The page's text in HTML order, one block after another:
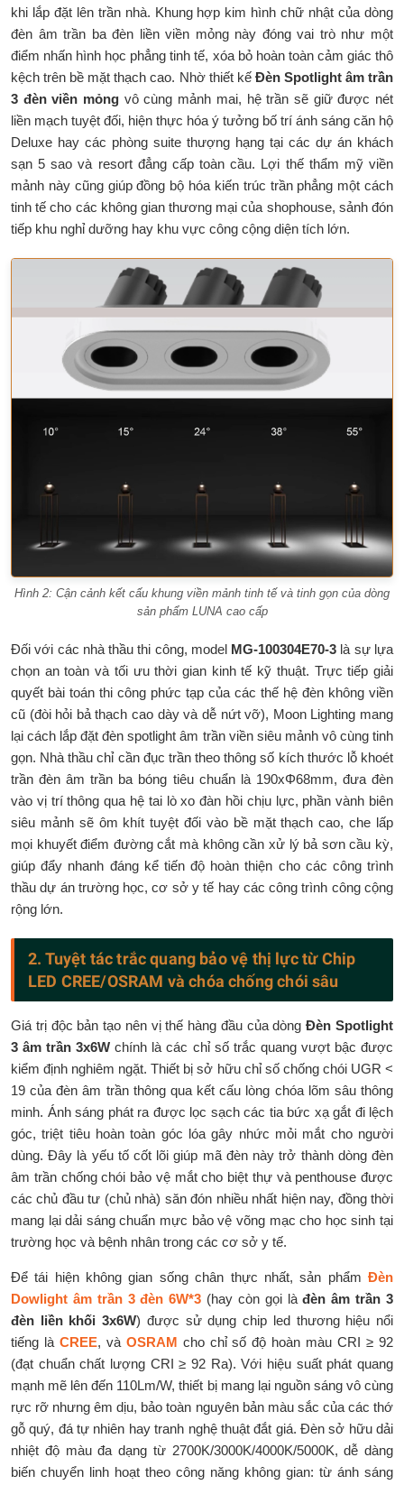
khi lắp đặt lên trần nhà. Khung hợp kim hình chữ nhật của dòng
đèn âm trần ba đèn liền viền mỏng này đóng vai trò như một
điểm nhấn hình học phẳng tinh tế, xóa bỏ hoàn toàn cảm giác thô
kệch trên bề mặt thạch cao. Nhờ thiết kế Đèn Spotlight âm trần
3 đèn viền mỏng vô cùng mảnh mai, hệ trần sẽ giữ được nét
liền mạch tuyệt đối, hiện thực hóa ý tưởng bố trí ánh sáng căn hộ
Deluxe hay các phòng suite thượng hạng tại các dự án khách
sạn 5 sao và resort đẳng cấp toàn cầu. Lợi thế thẩm mỹ viền
mảnh này cũng giúp đồng bộ hóa kiến trúc trần phẳng một cách
tinh tế cho các không gian thương mại của shophouse, sảnh đón
tiếp khu nghỉ dưỡng hay khu vực công cộng diện tích lớn.
Hình 2: Cận cảnh kết cấu khung viền mảnh tinh tế và tinh gọn của dòng
sản phẩm LUNA cao cấp
Đối với các nhà thầu thi công, model MG-100304E70-3 là sự lựa
chọn an toàn và tối ưu thời gian kinh tế kỹ thuật. Trực tiếp giải
quyết bài toán thi công phức tạp của các thế hệ đèn không viền
cũ (đòi hỏi bả thạch cao dày và dễ nứt vỡ), Moon Lighting mang
lại cách lắp đặt đèn spotlight âm trần viền siêu mảnh vô cùng tinh
gọn. Nhà thầu chỉ cần đục trần theo thông số kích thước lỗ khoét
trần đèn âm trần ba bóng tiêu chuẩn là 190xΦ68mm, đưa đèn
vào vị trí thông qua hệ tai lò xo đàn hồi chịu lực, phần vành biên
siêu mảnh sẽ ôm khít tuyệt đối vào bề mặt thạch cao, che lấp
mọi khuyết điểm đường cắt mà không cần xử lý bả sơn cầu kỳ,
giúp đẩy nhanh đáng kể tiến độ hoàn thiện cho các công trình
thầu dự án trường học, cơ sở y tế hay các công trình công cộng
rộng lớn.
2. Tuyệt tác trắc quang bảo vệ thị lực từ Chip
LED CREE/OSRAM và chóa chống chói sâu
Giá trị độc bản tạo nên vị thế hàng đầu của dòngĐèn Spotlight
3 âm trần 3x6W chính là các chỉ số trắc quang vượt bậc được
kiểm định nghiêm ngặt. Thiết bị sở hữu chỉ số chống chói UGR <
19 của đèn âm trần thông qua kết cấu lòng chóa lõm sâu thông
minh. Ánh sáng phát ra được lọc sạch các tia bức xạ gắt đi lệch
góc, triệt tiêu hoàn toàn góc lóa gây nhức mỏi mắt cho người
dùng. Đây là yếu tố cốt lõi giúp mã đèn này trở thành dòng đèn
âm trần chống chói bảo vệ mắt cho biệt thự và penthouse được
các chủ đầu tư (chủ nhà) săn đón nhiều nhất hiện nay, đồng thời
mang lại dải sáng chuẩn mực bảo vệ võng mạc cho học sinh tại
trường học và bệnh nhân trong các cơ sở y tế.
Để tái hiện không gian sống chân thực nhất, sản phẩm Đèn
Dowlight âm trần 3 đèn 6W*3 (hay còn gọi làđèn âm trần 3
đèn liền khối 3x6W) được sử dụng chip led thương hiệu nổi
tiếng là CREE, và OSRAM cho chỉ số độ hoàn màu CRI ≥ 92
(đạt chuẩn chất lượng CRI ≥ 92 Ra). Với hiệu suất phát quang
mạnh mẽ lên đến 110Lm/W, thiết bị mang lại nguồn sáng vô cùng
rực rỡ nhưng êm dịu, bảo toàn nguyên bản màu sắc của các thớ
gỗ quý, đá tự nhiên hay tranh nghệ thuật đắt giá. Đèn sở hữu dải
nhiệt độ màu đa dạng từ 2700K/3000K/4000K/5000K, dễ dàng
biến chuyển linh hoạt theo công năng không gian: từ ánh sáng